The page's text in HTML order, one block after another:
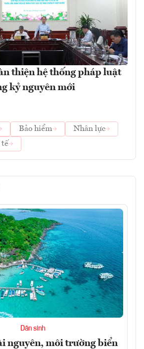
thiện hệ thống pháp luật
kỷ nguyên mới
Bảo hiểm
Nhân lực
tế
Dân sinh
nguyên, môi trường biển